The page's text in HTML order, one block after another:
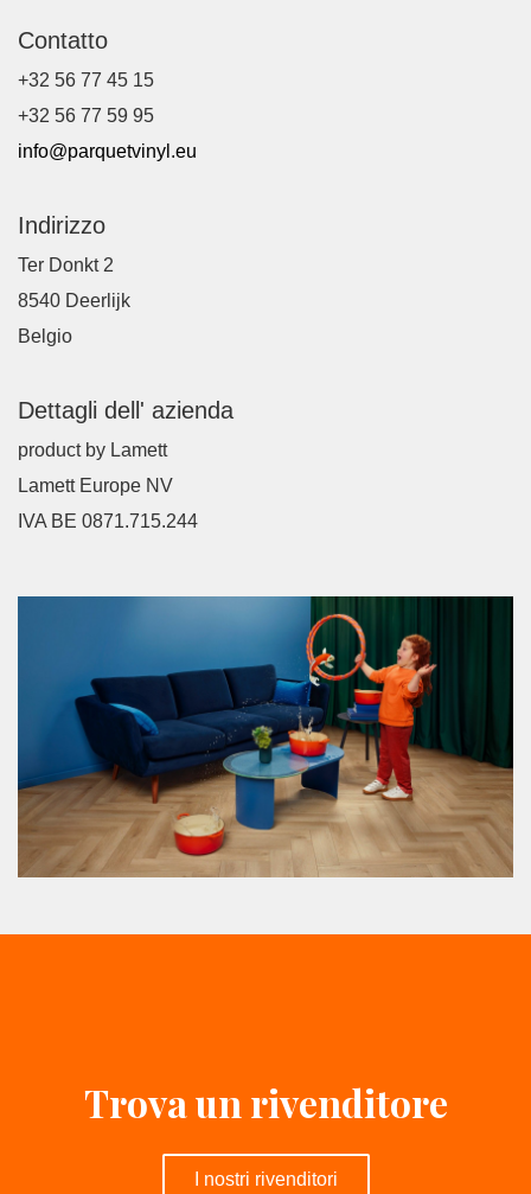
Contatto
+32 56 77 45 15
+32 56 77 59 95
info@parquetvinyl.eu
Indirizzo
Ter Donkt 2
8540 Deerlijk
Belgio
Dettagli dell' azienda
product by Lamett
Lamett Europe NV
IVA BE 0871.715.244
Trova un rivenditore
I nostri rivenditori